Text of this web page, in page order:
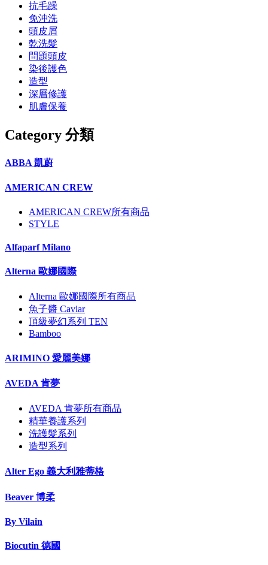
抗毛躁
免沖洗
頭皮屑
乾洗髮
問題頭皮
染後護色
造型
深層修護
肌膚保養
Category 分類
ABBA 凱蔚
AMERICAN CREW
AMERICAN CREW所有商品
STYLE
Alfaparf Milano
Alterna 歐娜國際
Alterna 歐娜國際所有商品
魚子醬 Caviar
頂級夢幻系列 TEN
Bamboo
ARIMINO 愛麗美娜
AVEDA 肯夢
AVEDA 肯夢所有商品
精華養護系列
洗護髮系列
造型系列
Alter Ego 義大利雅蒂格
Beaver 博柔
By Vilain
Biocutin 德國